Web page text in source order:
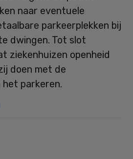
naar eventuele
parkeerplekken bij
dwingen. Tot slot
ziekenhuizen openheid
doen met de
parkeren.